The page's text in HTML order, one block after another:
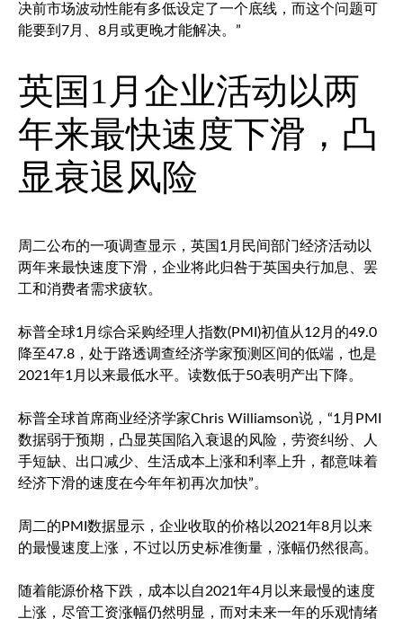
决前市场波动性能有多低设定了一个底线，而这个问题可
能要到7月、8月或更晚才能解决。”
英国1月企业活动以两
年来最快速度下滑，凸
显衰退风险
周二公布的一项调查显示，英国1月民间部门经济活动以
两年来最快速度下滑，企业将此归咎于英国央行加息、罢
工和消费者需求疲软。
标普全球1月综合采购经理人指数(PMI)初值从12月的49.0
降至47.8，处于路透调查经济学家预测区间的低端，也是
2021年1月以来最低水平。读数低于50表明产出下降。
标普全球首席商业经济学家Chris Williamson说，“1月PMI
数据弱于预期，凸显英国陷入衰退的风险，劳资纠纷、人
手短缺、出口减少、生活成本上涨和利率上升，都意味着
经济下滑的速度在今年年初再次加快”。
周二的PMI数据显示，企业收取的价格以2021年8月以来
的最慢速度上涨，不过以历史标准衡量，涨幅仍然很高。
随着能源价格下跌，成本以自2021年4月以来最慢的速度
上涨，尽管工资涨幅仍然明显，而对未来一年的乐观情绪